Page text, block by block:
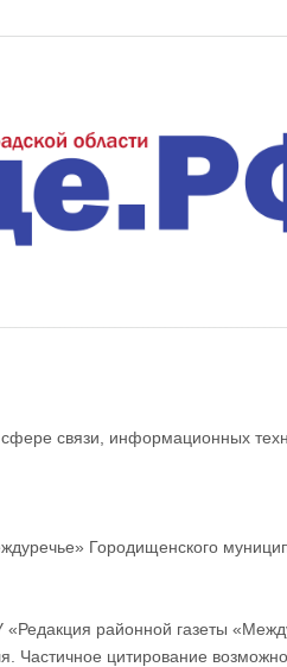
связи, информационных
Городищенского
районной газеты
Частичное цитирование